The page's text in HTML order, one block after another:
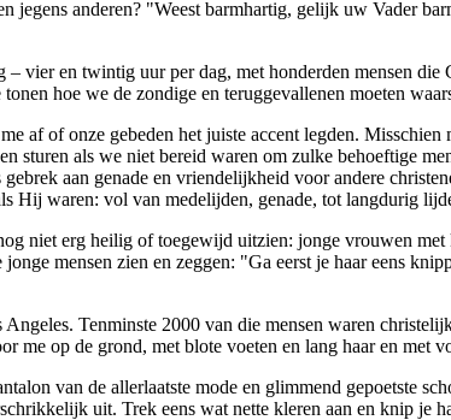
jegens anderen? "Weest barmhartig, gelijk uw Vader
vier en twintig uur per dag, met honderden mensen die
hoe we de zondige en teruggevallenen moeten
af of onze gebeden het juiste accent legden. Misschien
sturen als we niet bereid waren om zulke behoeftige
aan genade en vriendelijkheid voor andere
Hij waren: vol van medelijden, genade, tot langdurig
niet erg heilig of toegewijd uitzien: jonge vrouwen
mensen zien en zeggen: "Ga eerst je haar eens
Tenminste 2000 van die mensen waren
me op de grond, met blote voeten en lang haar en met
van de allerlaatste mode en glimmend gepoetste
uit. Trek eens wat nette kleren aan en knip je